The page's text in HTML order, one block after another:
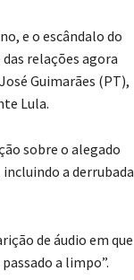
e o escândalo do
relações agora
Guimarães (PT),
Lula.
sobre o alegado
a derrubada
de áudio em que
a limpo”.